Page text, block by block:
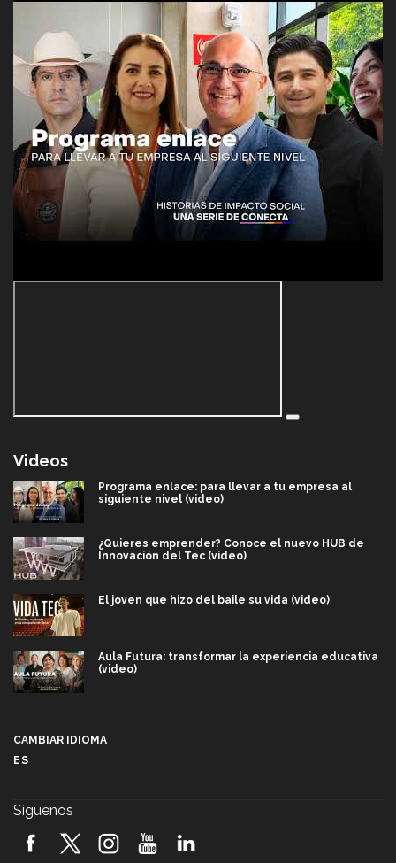
Videos
Programa enlace: para llevar a tu empresa al
siguiente nivel (video)
¿Quieres emprender? Conoce el nuevo HUB de
Innovación del Tec (video)
El joven que hizo del baile su vida (video)
Aula Futura: transformar la experiencia educativa
(video)
2026! (video)
CAMBIAR IDIOMA
ES
Síguenos